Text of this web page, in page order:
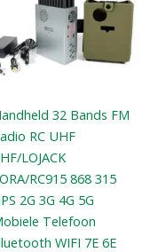
32 Bands FM
RC UHF
LOJACK
RC915 868 315
2G 3G 4G 5G
Telefoon
WIFI 7E 6E